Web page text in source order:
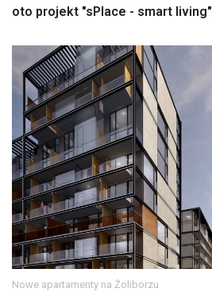
oto projekt "sPlace - smart living"
Nowe apartamenty na Żoliborzu